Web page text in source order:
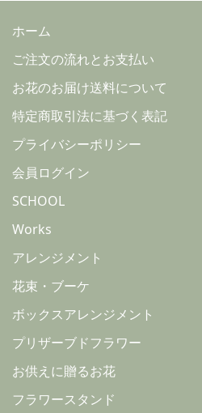
ホーム
ご注文の流れとお支払い
お花のお届け送料について
特定商取引法に基づく表記
プライバシーポリシー
会員ログイン
SCHOOL
Works
アレンジメント
花束・ブーケ
ボックスアレンジメント
プリザーブドフラワー
お供えに贈るお花
フラワースタンド